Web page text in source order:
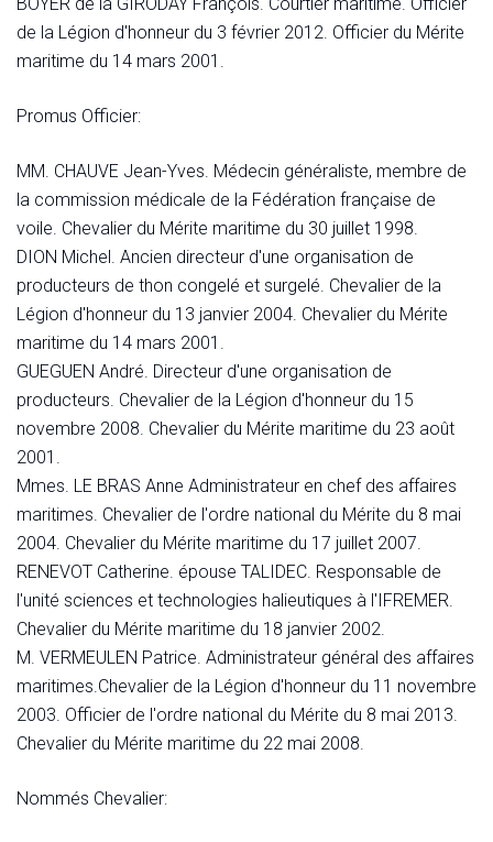
de la Légion d'honneur du 3 février 2012. Officier du Mérite
maritime du 14 mars 2001.
Promus Officier:
MM. CHAUVE Jean-Yves. Médecin généraliste, membre de
la commission médicale de la Fédération française de
voile. Chevalier du Mérite maritime du 30 juillet 1998.
DION Michel. Ancien directeur d'une organisation de
producteurs de thon congelé et surgelé. Chevalier de la
Légion d'honneur du 13 janvier 2004. Chevalier du Mérite
maritime du 14 mars 2001.
GUEGUEN André. Directeur d'une organisation de
producteurs. Chevalier de la Légion d'honneur du 15
novembre 2008. Chevalier du Mérite maritime du 23 août
2001.
Mmes. LE BRAS Anne Administrateur en chef des affaires
maritimes. Chevalier de l'ordre national du Mérite du 8 mai
2004. Chevalier du Mérite maritime du 17 juillet 2007.
RENEVOT Catherine. épouse TALIDEC. Responsable de
l'unité sciences et technologies halieutiques à l'IFREMER.
Chevalier du Mérite maritime du 18 janvier 2002.
M. VERMEULEN Patrice. Administrateur général des affaires
maritimes.Chevalier de la Légion d'honneur du 11 novembre
2003. Officier de l'ordre national du Mérite du 8 mai 2013.
Chevalier du Mérite maritime du 22 mai 2008.
Nommés Chevalier: